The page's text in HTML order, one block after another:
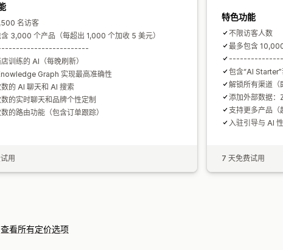
名访客
3,000 个产品（每超出 1,000 个加收 5 美元）
训练的 AI（每晚刷新）
Graph 实现最高准确性
的 AI 聊天和 AI 搜索
的实时聊天和品牌个性定制
的路由功能（包含订单跟踪）
用
特色功能
不限访客人数
最多包含
包含“AI
解锁所有渠道（
添加外部数据
支持更多产品（
入驻引导与 AI
7 天免费试用
查看所有定价选项